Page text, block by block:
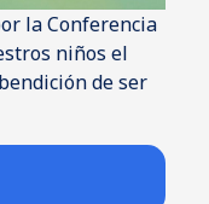
la Conferencia
niños el
de ser